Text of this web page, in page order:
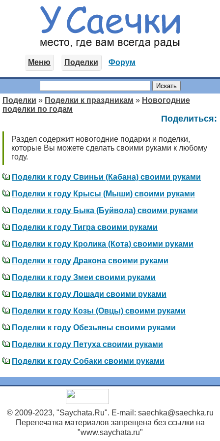
Меню Поделки Форум
Поделки » Поделки к праздникам » Новогодние
поделки по годам
Поделиться:
Раздел содержит новогодние подарки и поделки,
которые Вы можете сделать своими руками к любому
году.
Поделки к году Свиньи (Кабана) своими руками
Поделки к году Крысы (Мыши) своими руками
Поделки к году Быка (Буйвола) своими руками
Поделки к году Тигра своими руками
Поделки к году Кролика (Кота) своими руками
Поделки к году Дракона своими руками
Поделки к году Змеи своими руками
Поделки к году Лошади своими руками
Поделки к году Козы (Овцы) своими руками
Поделки к году Обезьяны своими руками
Поделки к году Петуха своими руками
Поделки к году Собаки своими руками
© 2009-2023, "Saychata.Ru". E-mail: saechka@saechka.ru
Перепечатка материалов запрещена без ссылки на
"www.saychata.ru"